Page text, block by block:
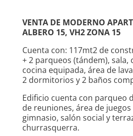
VENTA DE MODERNO
ALBERO 15, VH2 ZONA 15
Cuenta con: 117mt2 de
+ 2 parqueos (tándem), sala,
cocina equipada, área de
2 dormitorios y 2 baños
Edificio cuenta con parqueo
de reuniones, área de
gimnasio, salón social y
churrasquerra.